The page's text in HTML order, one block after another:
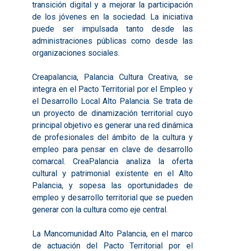
transición digital y a mejorar la participación
de los jóvenes en la sociedad. La iniciativa
puede ser impulsada tanto desde las
administraciones públicas como desde las
organizaciones sociales.
Creapalancia, Palancia Cultura Creativa, se
integra en el Pacto Territorial por el Empleo y
el Desarrollo Local Alto Palancia. Se trata de
un proyecto de dinamización territorial cuyo
principal objetivo es generar una red dinámica
de profesionales del ámbito de la cultura y
empleo para pensar en clave de desarrollo
comarcal. CreaPalancia analiza la oferta
cultural y patrimonial existente en el Alto
Palancia, y sopesa las oportunidades de
empleo y desarrollo territorial que se pueden
generar con la cultura como eje central.
La Mancomunidad Alto Palancia, en el marco
de actuación del Pacto Territorial por el